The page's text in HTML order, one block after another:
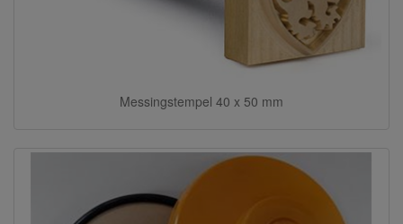
Messingstempel 40 x 50 mm